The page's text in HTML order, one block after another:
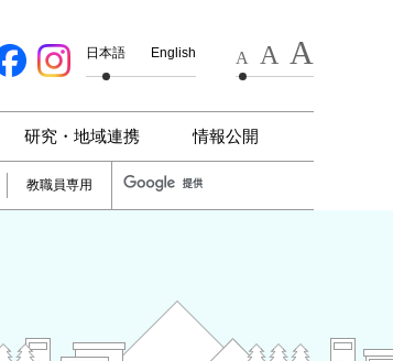
日本語 English A A A
研究・地域連携 情報公開
教職員専用